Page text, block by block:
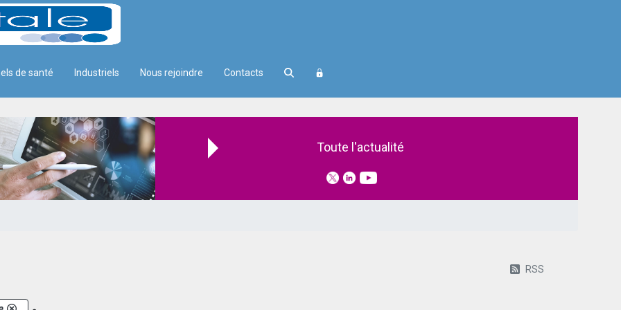
de santé Industriels Nous rejoindre Contacts
Toute l'actualité
RSS
.